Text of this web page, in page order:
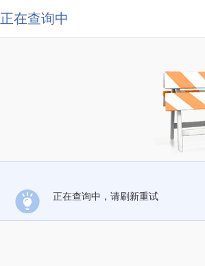
正在查询中
正在查询中，请刷新重试